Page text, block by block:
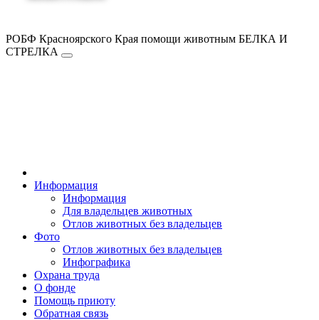
РОБФ Красноярского Края помощи животным БЕЛКА И
СТРЕЛКА
Информация
Информация
Для владельцев животных
Отлов животных без владельцев
Фото
Отлов животных без владельцев
Инфографика
Охрана труда
О фонде
Помощь приюту
Обратная связь